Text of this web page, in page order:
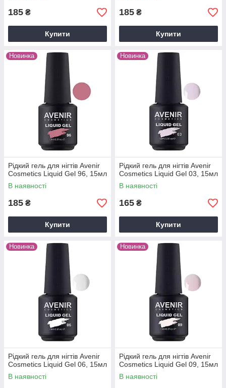
185 ₴
Купити
185 ₴
Купити
Новинка
Рідкий гель для нігтів Avenir
Cosmetics Liquid Gel 96, 15мл
В наявності
185 ₴
Купити
Новинка
Рідкий гель для нігтів Avenir
Cosmetics Liquid Gel 03, 15мл
В наявності
165 ₴
Купити
Новинка
Рідкий гель для нігтів Avenir
Cosmetics Liquid Gel 06, 15мл
В наявності
Новинка
Рідкий гель для нігтів Avenir
Cosmetics Liquid Gel 09, 15мл
В наявності